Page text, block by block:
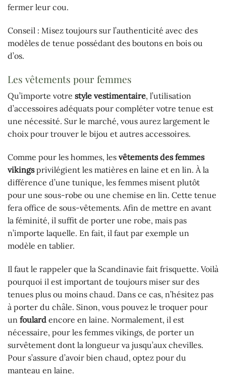
fermer leur cou.
Conseil : Misez toujours sur l’authenticité avec des
modèles de tenue possédant des boutons en bois ou
d’os.
Les vêtements pour femmes
Qu’importe votre style vestimentaire, l’utilisation
d’accessoires adéquats pour compléter votre tenue est
une nécessité. Sur le marché, vous aurez largement le
choix pour trouver le bijou et autres accessoires.
Comme pour les hommes, les vêtements des femmes
vikingsprivilégient les matières en laine et en lin. À la
différence d’une tunique, les femmes misent plutôt
pour une sous-robe ou une chemise en lin. Cette tenue
fera office de sous-vêtements. Afin de mettre en avant
la féminité, il suffit de porter une robe, mais pas
n’importe laquelle. En fait, il faut par exemple un
modèle en tablier.
Il faut le rappeler que la Scandinavie fait frisquette. Voilà
pourquoi il est important de toujours miser sur des
tenues plus ou moins chaud. Dans ce cas, n’hésitez pas
à porter du châle. Sinon, vous pouvez le troquer pour
un foulard encore en laine. Normalement, il est
nécessaire, pour les femmes vikings, de porter un
survêtement dont la longueur va jusqu’aux chevilles.
Pour s’assure d’avoir bien chaud, optez pour du
manteau en laine.